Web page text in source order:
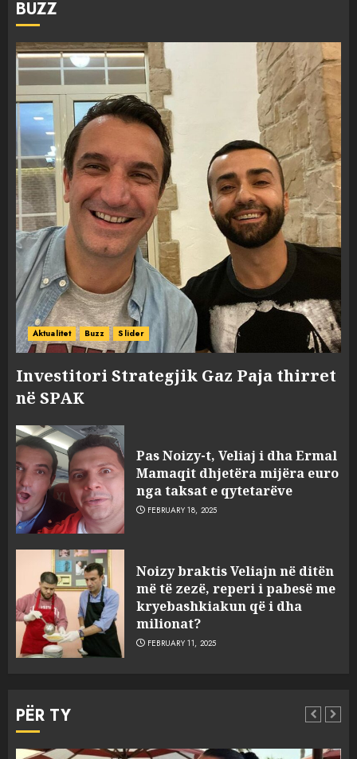
BUZZ
Aktualitet Buzz Slider
Investitori Strategjik Gaz Paja thirret
në SPAK
Pas Noizy-t, Veliaj i dha Ermal
Mamaqit dhjetëra mijëra euro
nga taksat e qytetarëve
FEBRUARY 18, 2025
Noizy braktis Veliajn në ditën
më të zezë, reperi i pabesë me
kryebashkiakun që i dha
milionat?
FEBRUARY 11, 2025
PËR TY
3
sulmuan “One Albania”,
ngjarja u fsheh. A u vodhën
serverat?
MARCH 25, 2025
4 MARCH 25, 2025